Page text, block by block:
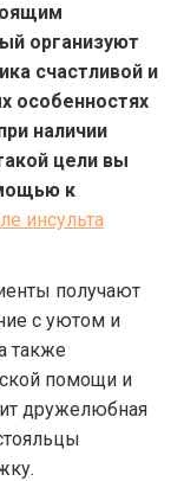
организуют
счастливой и
особенностях
наличии
цели вы
к
инсульта
получают
с уютом и
также
помощи и
дружелюбная